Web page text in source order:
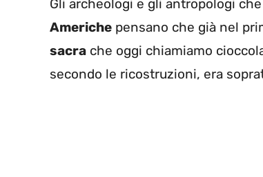
Gli archeologi e gli antropologi
Americhe pensano che già nel
sacra che oggi chiamiamo
secondo le ricostruzioni, era